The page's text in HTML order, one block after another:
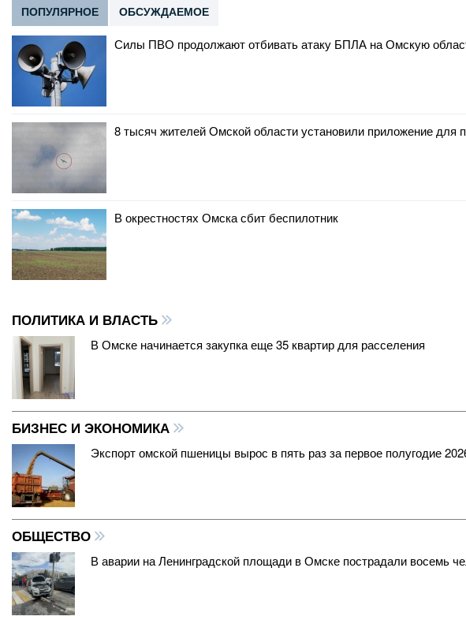
ПОПУЛЯРНОЕ ОБСУЖДАЕМОЕ
Силы ПВО продолжают отбивать атаку БПЛА на Омскую
8 тысяч жителей Омской области установили приложение для
В окрестностях Омска сбит беспилотник
ПОЛИТИКА И ВЛАСТЬ
В Омске начинается закупка еще 35 квартир для расселения
БИЗНЕС И ЭКОНОМИКА
Экспорт омской пшеницы вырос в пять раз за первое полугодие
ОБЩЕСТВО
В аварии на Ленинградской площади в Омске пострадали восемь